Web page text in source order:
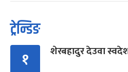
ट्रेन्डिङ
१ शेरबहादुर देउवा